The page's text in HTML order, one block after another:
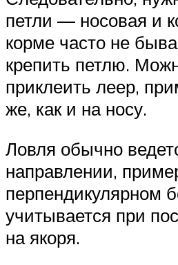
петли — носовая и
корме часто не
крепить петлю.
приклеить леер,
же, как и на носу.
Ловля обычно
направлении,
перпендикулярном
учитывается при
на якоря.